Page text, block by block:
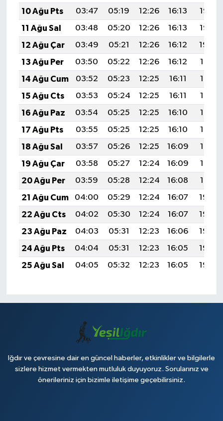
10 Ağu Pts
03:47 05:19 12:26 16:13
19:23
11 Ağu Sal
03:48 05:20 12:26 16:13
19:22
12 Ağu Çar
03:49 05:21 12:26 16:12
19:20
13 Ağu Per
03:50 05:22 12:26 16:12
19:19
14 Ağu Cum
03:52 05:23 12:25 16:11
19:18
15 Ağu Cts
03:53 05:24 12:25 16:11
19:17
16 Ağu Paz
03:54 05:25 12:25 16:10
19:15
17 Ağu Pts
03:55 05:25 12:25 16:10
19:14
18 Ağu Sal
03:57 05:26 12:25 16:09
19:13
19 Ağu Çar
03:58 05:27 12:24 16:09
19:12
20 Ağu Per
03:59 05:28 12:24 16:08
19:10
21 Ağu Cum
04:00 05:29 12:24 16:07
19:09
22 Ağu Cts
04:02 05:30 12:24 16:07
19:08
23 Ağu Paz
04:03 05:31 12:23 16:06
19:06
24 Ağu Pts
04:04 05:31 12:23 16:05
19:05
25 Ağu Sal
04:05 05:32 12:23 16:05 19:03
Iğdır ve çevresine dair en güncel haberler, etkinlikler ve bilgilerle
sizlere hizmet vermekten mutluluk duyuyoruz. Sorularınız ve
önerileriniz için bizimle iletişime geçebilirsiniz.